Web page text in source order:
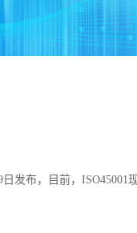
发布，目前，ISO45001